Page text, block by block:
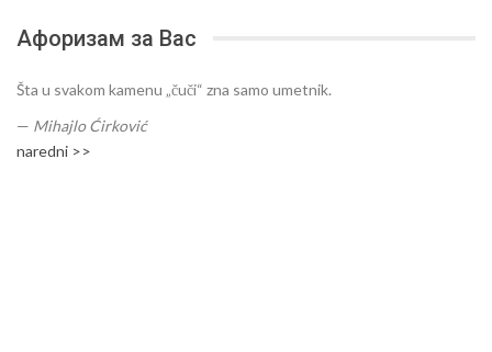
Афоризам за Вас
Šta u svakom kamenu „čuči“ zna samo umetnik.
— Mihajlo Ćirković
naredni >>